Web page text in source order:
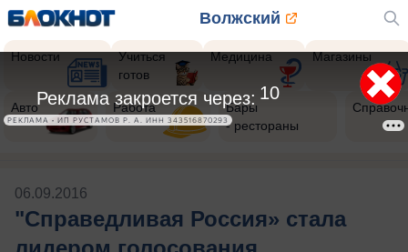
Волжский
Новости
Учиться
готов
Медицина Магазины
Авто Работа
Бары
- рестораны
06.09.2016
"Справедливая Россия» стала
9
Реклама закроется через:
РЕКЛАМА • ИП РУСТАМОВ Р. А. ИНН 343516870293